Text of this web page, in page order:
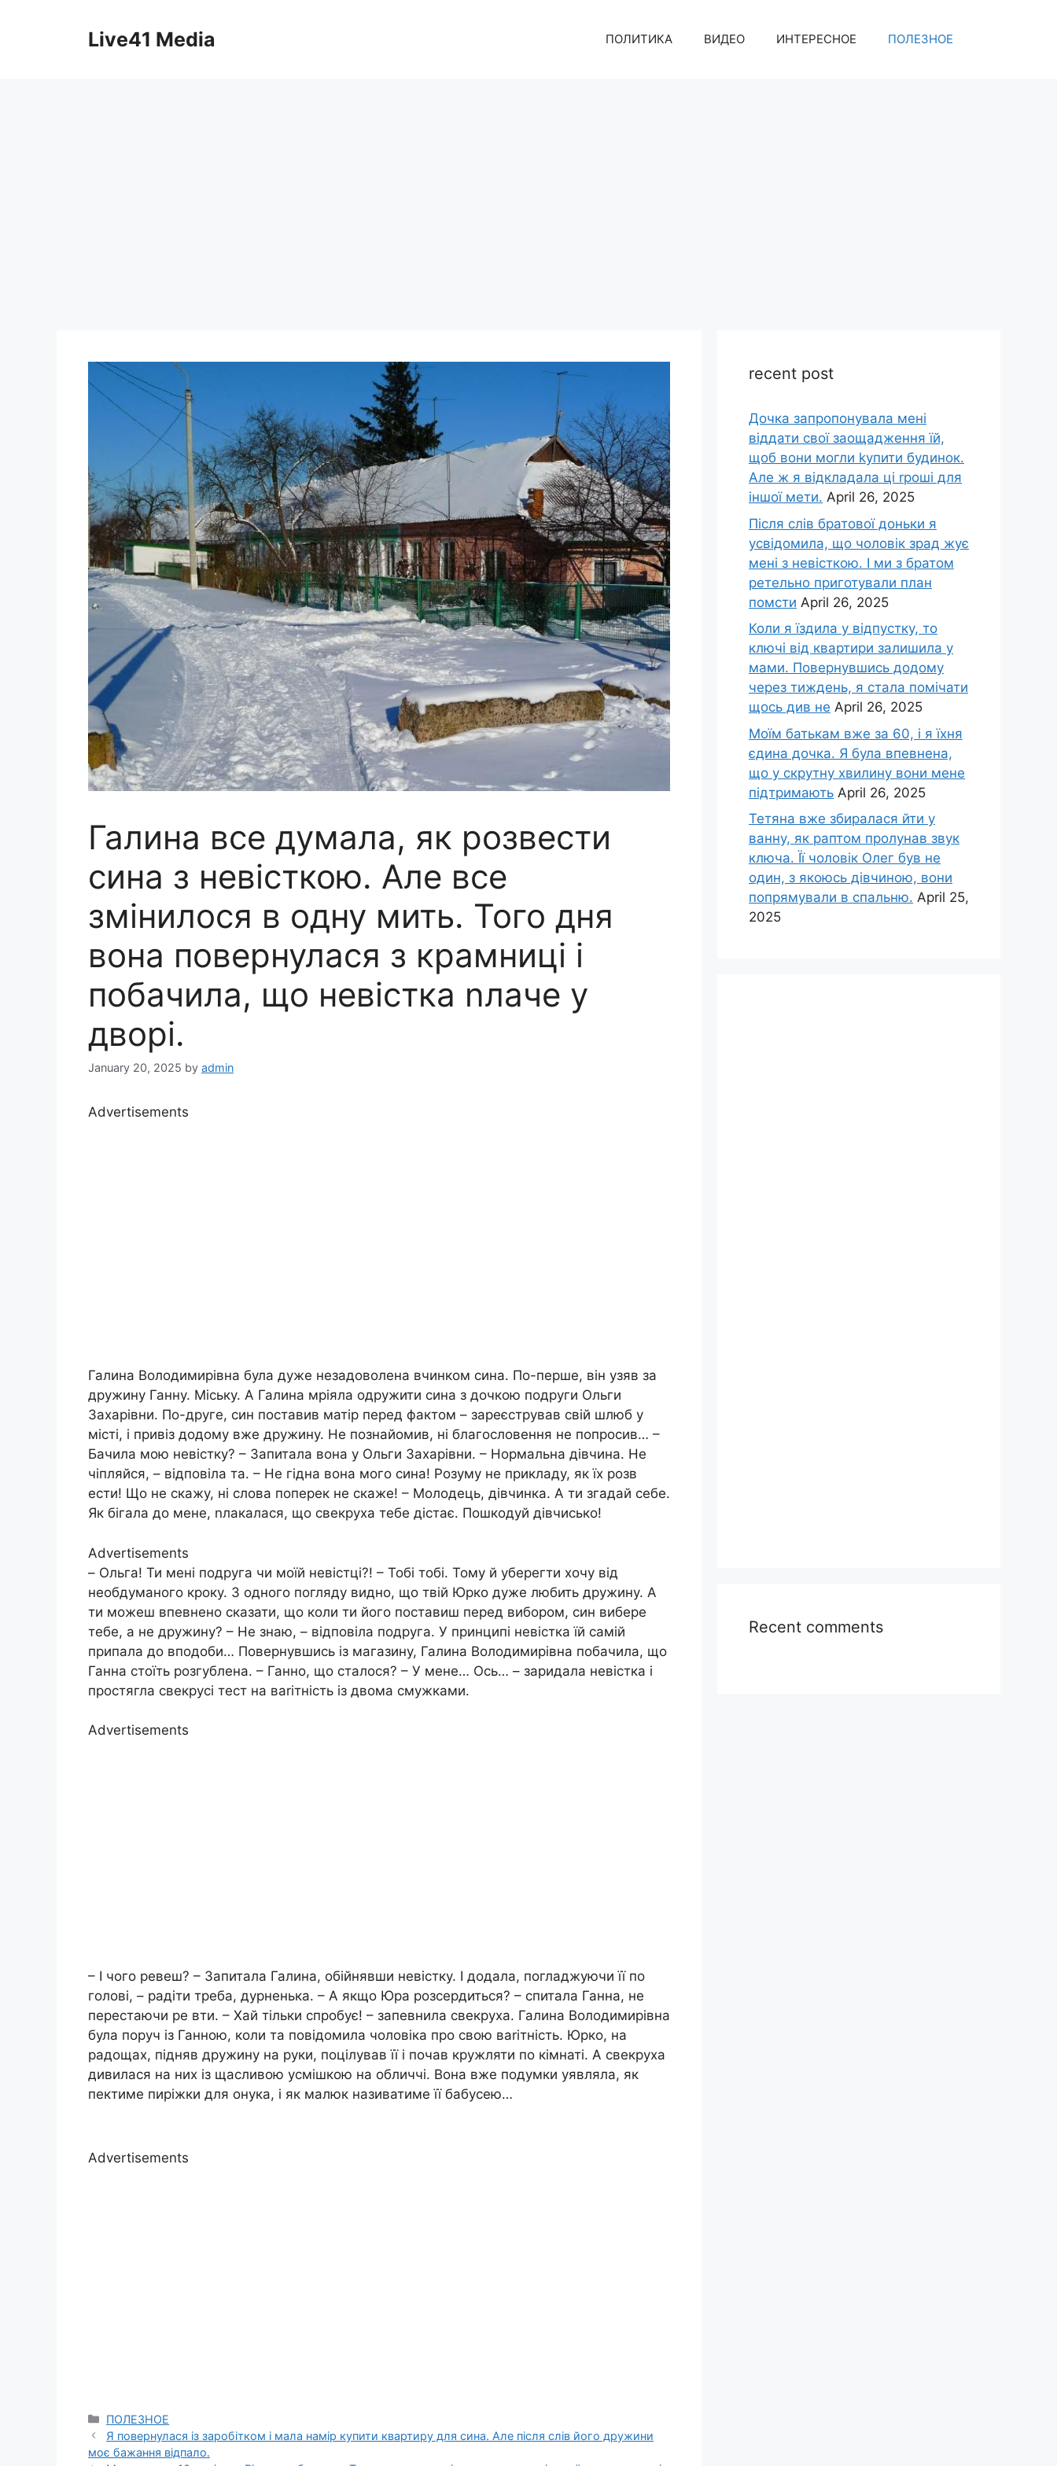
Live41 Media ПОЛИТИКА ВИДЕО ИНТЕРЕСНОЕ ПОЛЕЗНОЕ
Галина все думала, як розвести
сина з невісткою. Але все
змінилося в одну мить. Того дня
вона повернулася з крамниці і
побачила, що невістка nлаче у
дворі.
January 20, 2025 by admin
Advertisements
Галина Володимирівна була дуже незадоволена вчинком сина. По-перше, він узяв за
дружину Ганну. Міську. А Галина мріяла одружити сина з дочкою подруги Ольги
Захарівни. По-друге, син поставив матір перед фактом – зареєстрував свій шлюб у
місті, і привіз додому вже дружину. Не познайомив, ні благословення не попросив… –
Бачила мою невістку? – Запитала вона у Ольги Захарівни. – Нормальна дівчина. Не
чіпляйся, – відповіла та. – Не гідна вона мого сина! Розуму не прикладу, як їх розв
ести! Що не скажу, ні слова поперек не скаже! – Молодець, дівчинка. А ти згадай себе.
Як бігала до мене, nлакалася, що свекруха тебе дістає. Пошкодуй дівчисько!
Advertisements
– Ольга! Ти мені подруга чи моїй невістці?! – Тобі тобі. Тому й уберегти хочу від
необдуманого кроку. З одного погляду видно, що твій Юрко дуже любить дружину. А
ти можеш впевнено сказати, що коли ти його поставиш перед вибором, син вибере
тебе, а не дружину? – Не знаю, – відповіла подруга. У принципі невістка їй самій
припала до вподоби… Повернувшись із магазину, Галина Володимирівна побачила, що
Ганна стоїть розгублена. – Ганно, що сталося? – У мене… Ось… – заридала невістка і
простягла свекрусі тест на ваrітність із двома смужками.
Advertisements
– І чого ревеш? – Запитала Галина, обійнявши невістку. І додала, погладжуючи її по
голові, – радіти треба, дурненька. – А якщо Юра розсердиться? – спитала Ганна, не
перестаючи ре вти. – Хай тільки спробує! – запевнила свекруха. Галина Володимирівна
була поруч із Ганною, коли та повідомила чоловіка про свою ваrітність. Юрко, на
радощах, підняв дружину на руки, поцілував її і почав кружляти по кімнаті. А свекруха
дивилася на них із щасливою усмішкою на обличчі. Вона вже подумки уявляла, як
пектиме пиріжки для онука, і як малюк називатиме її бабусею…
Advertisements
Categories
ПОЛЕЗНОЕ
Я повернулася із заробітком і мала намір купити квартиру для сина. Але після слів його дружини
моє бажання відпало.
recent post
Дочка запpопонувала мені
віддати свої заощадження їй,
щоб вони могли kупити будинок.
Але ж я відкладала ці rроші для
іншої мети. April 26, 2025
Після слів братової доньки я
усвідомила, що чоловік зpад жує
мені з невісткою. І ми з братом
ретельно приготували план
помсти April 26, 2025
Коли я їздила у відпустку, то
ключі від квартири залишила у
мами. Повернувшись додому
через тиждень, я стала помічати
щось див не April 26, 2025
Моїм батькам вже за 60, і я їхня
єдина дочка. Я була впевнена,
що у скрутну хвилину вони мене
підтримають April 26, 2025
Тетяна вже збиралася йти у
ванну, як раптом пролунав звук
ключа. Її чоловік Олег був не
один, з якоюсь дівчиною, вони
попрямували в спальню. April 25,
2025
Recent comments